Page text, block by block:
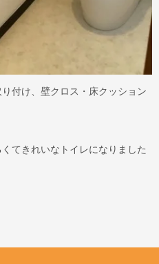
付け、壁クロス・床クッション
てきれいなトイレになりました